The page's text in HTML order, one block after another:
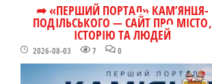
➦ «ПЕРШИЙ ПОРТАЛ» КАМ’ЯНЦЯ-
ПОДІЛЬСЬКОГО — САЙТ ПРО МІСТО,
ІСТОРІЮ ТА ЛЮДЕЙ
2026-08-03 7 0